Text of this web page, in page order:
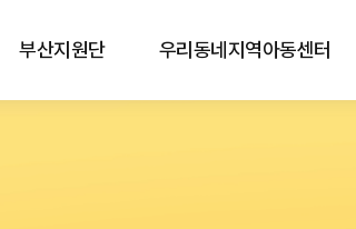
부산지원단 우리동네지역아동센터